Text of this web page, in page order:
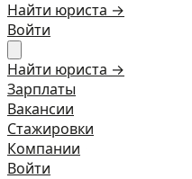
Найти юриста →
Войти
Найти юриста →
Зарплаты
Вакансии
Стажировки
Компании
Войти